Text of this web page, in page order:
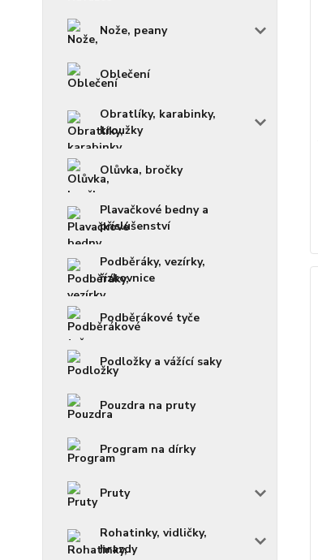
Nože, peany
Oblečení
Obratlíky, karabinky,
kroužky
Olůvka, bročky
Plavačkové bedny a
příslušenství
Podběráky, vezírky,
řízkovnice
Podběrákové tyče
Podložky a vážící saky
Pouzdra na pruty
Program na dírky
Pruty
Rohatinky, vidličky,
hrazdy